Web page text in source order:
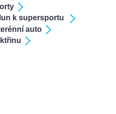
k supersportu
auto